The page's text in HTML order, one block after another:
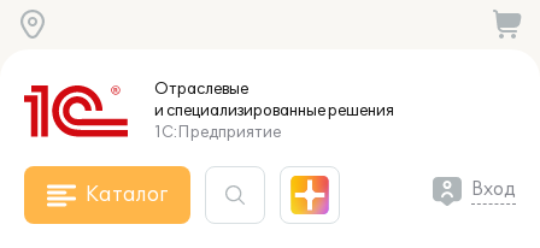
Отраслевые
и специализированныерешения
1С:Предприятие
Каталог Вход